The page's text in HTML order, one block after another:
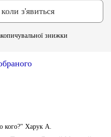
з'явиться
знижки
кого?" Харук А.